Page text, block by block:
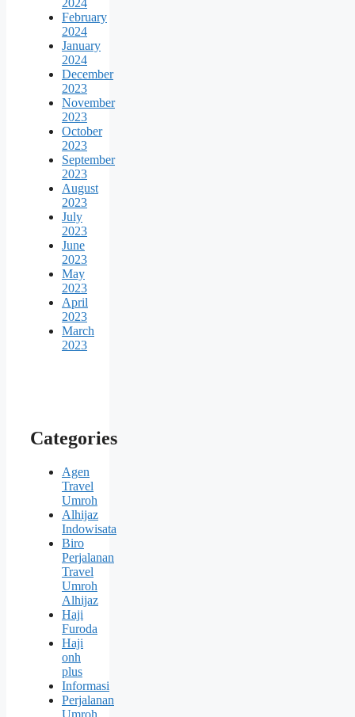
February
2024
January
2024
December
2023
November
2023
October
2023
September
2023
August
2023
July
2023
June
2023
May
2023
April
2023
March
2023
Categories
Agen
Travel
Umroh
Alhijaz
Indowisata
Biro
Perjalanan
Travel
Umroh
Alhijaz
Haji
Furoda
Haji
onh
plus
Informasi
Perjalanan